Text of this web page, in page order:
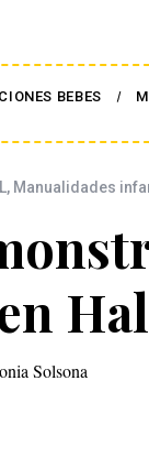
BEBES
, Manualidades
Solsona